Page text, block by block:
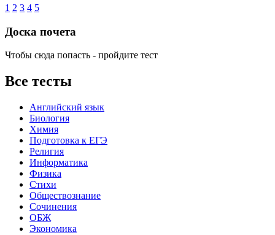
1 2 3 4 5
Доска почета
Чтобы сюда попасть - пройдите тест
Все тесты
Английский язык
Биология
Химия
Подготовка к ЕГЭ
Религия
Информатика
Физика
Стихи
Обществознание
Сочинения
ОБЖ
Экономика